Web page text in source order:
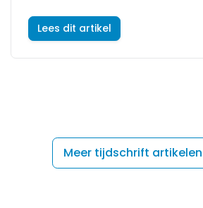
Lees dit artikel
Meer tijdschrift